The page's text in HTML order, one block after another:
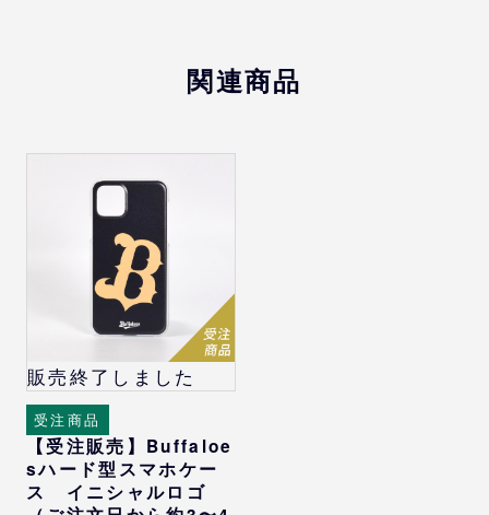
iPhone 12mini
iPhone 12Pro Max
iPhone 13
iPhone 13Pro
iPhone 13Pro Max
iPhone 13mini
iPhone 14
iPhone 14Pro
iPhone 14Pro Max
iPhone 14Plus
iPhone 15
iPhone 15Pro
iPhone 15Pro Max
関連商品
販売終了しました
受注商品
【受注販売】Buffaloe
sハード型スマホケー
ス イニシャルロゴ